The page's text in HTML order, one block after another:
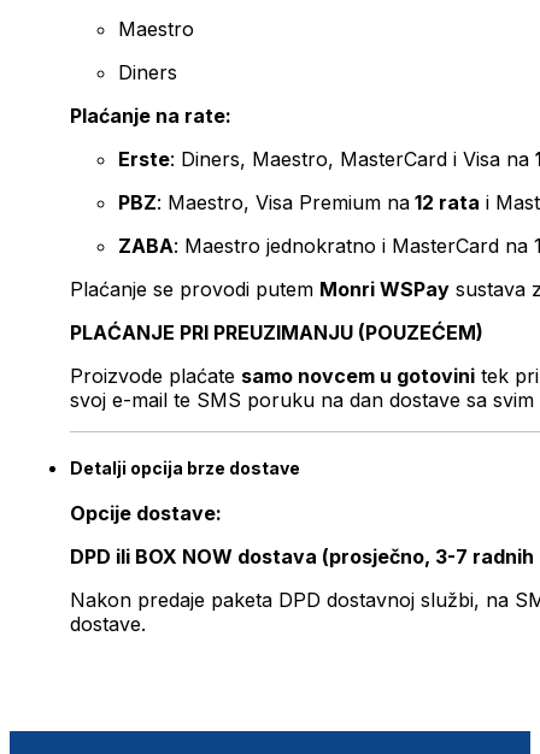
Maestro
Diners
Plaćanje na rate:
Erste: Diners, Maestro, MasterCard i Visa na
PBZ: Maestro, Visa Premium na 12 rata i
ZABA: Maestro jednokratno i MasterCard na
Plaćanje se provodi putem Monri WSPay sustava
PLAĆANJE PRI PREUZIMANJU (POUZEĆEM)
Proizvode plaćate samo novcem u gotovini tek
svoj e-mail te SMS poruku na dan dostave sa svim
Detalji opcija brze dostave
Opcije dostave:
DPD ili BOX NOW dostava (prosječno, 3-7 radnih
Nakon predaje paketa DPD dostavnoj službi, na
dostave.